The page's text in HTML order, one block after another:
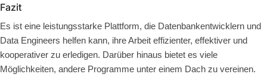
Fazit
Es ist eine leistungsstarke Plattform, die Datenbankentwicklern und
Data Engineers helfen kann, ihre Arbeit effizienter, effektiver und
kooperativer zu erledigen. Darüber hinaus bietet es viele
Möglichkeiten, andere Programme unter einem Dach zu vereinen.